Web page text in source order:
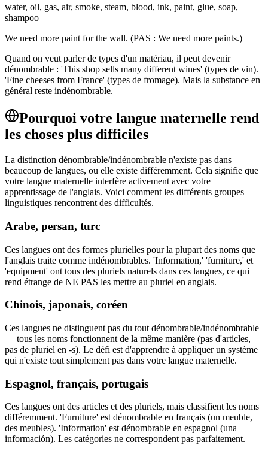
water, oil, gas, air, smoke, steam, blood, ink, paint, glue, soap,
shampoo
We need more paint for the wall. (PAS : We need more paints.)
Quand on veut parler de types d'un matériau, il peut devenir
dénombrable : 'This shop sells many different wines' (types de vin).
'Fine cheeses from France' (types de fromage). Mais la substance en
général reste indénombrable.
Pourquoi votre langue maternelle rend
les choses plus difficiles
La distinction dénombrable/indénombrable n'existe pas dans
beaucoup de langues, ou elle existe différemment. Cela signifie que
votre langue maternelle interfère activement avec votre
apprentissage de l'anglais. Voici comment les différents groupes
linguistiques rencontrent des difficultés.
Arabe, persan, turc
Ces langues ont des formes plurielles pour la plupart des noms que
l'anglais traite comme indénombrables. 'Information,' 'furniture,' et
'equipment' ont tous des pluriels naturels dans ces langues, ce qui
rend étrange de NE PAS les mettre au pluriel en anglais.
Chinois, japonais, coréen
Ces langues ne distinguent pas du tout dénombrable/indénombrable
— tous les noms fonctionnent de la même manière (pas d'articles,
pas de pluriel en -s). Le défi est d'apprendre à appliquer un système
qui n'existe tout simplement pas dans votre langue maternelle.
Espagnol, français, portugais
Ces langues ont des articles et des pluriels, mais classifient les noms
différemment. 'Furniture' est dénombrable en français (un meuble,
des meubles). 'Information' est dénombrable en espagnol (una
información). Les catégories ne correspondent pas parfaitement.